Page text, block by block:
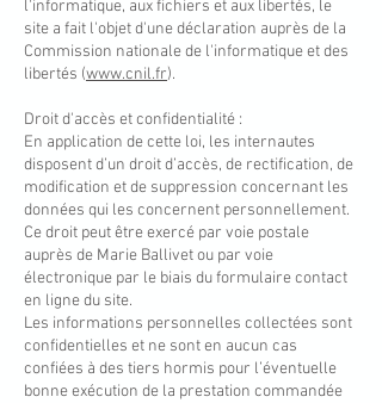
l'informatique, aux fichiers et aux libertés, le
site a fait l'objet d'une déclaration auprès de la
Commission nationale de l'informatique et des
libertés (www.cnil.fr).
Droit d'accès et confidentialité :
En application de cette loi, les internautes
disposent d’un droit d’accès, de rectification, de
modification et de suppression concernant les
données qui les concernent personnellement.
Ce droit peut être exercé par voie postale
auprès de Marie Ballivet ou par voie
électronique par le biais du formulaire contact
en ligne du site.
Les informations personnelles collectées sont
confidentielles et ne sont en aucun cas
confiées à des tiers hormis pour l’éventuelle
bonne exécution de la prestation commandée